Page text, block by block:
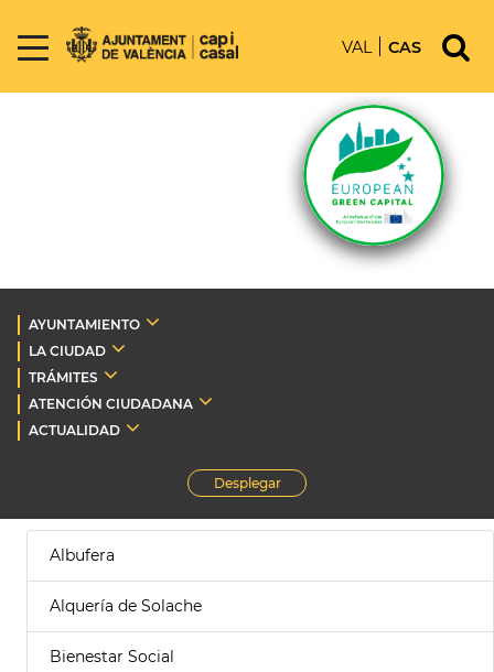
VAL CAS
AYUNTAMIENTO
LA CIUDAD
TRÁMITES
ATENCIÓN CIUDADANA
ACTUALIDAD
Desplegar
Albufera
Alquería de Solache
Bienestar Social